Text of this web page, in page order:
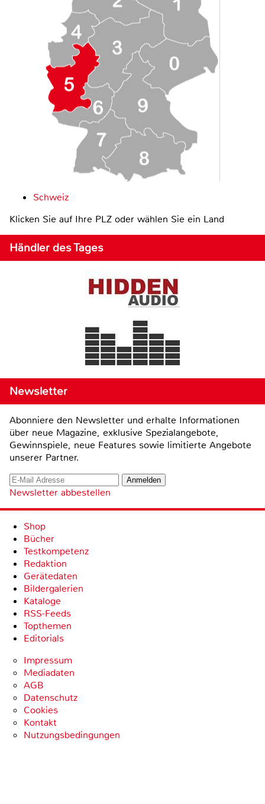
Schweiz
Klicken Sie auf Ihre PLZ oder wählen Sie ein Land
Händler des Tages
Newsletter
Abonniere den Newsletter und erhalte Informationen
über neue Magazine, exklusive Spezialangebote,
Gewinnspiele, neue Features sowie limitierte Angebote
unserer Partner.
Newsletter abbestellen
Shop
Bücher
Testkompetenz
Redaktion
Gerätedaten
Bildergalerien
Kataloge
RSS-Feeds
Topthemen
Editorials
Impressum
Mediadaten
AGB
Datenschutz
Cookies
Kontakt
Nutzungsbedingungen